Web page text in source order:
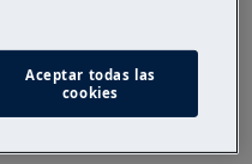
o la
tener
si no se realizan
Aceptar todas las
cookies